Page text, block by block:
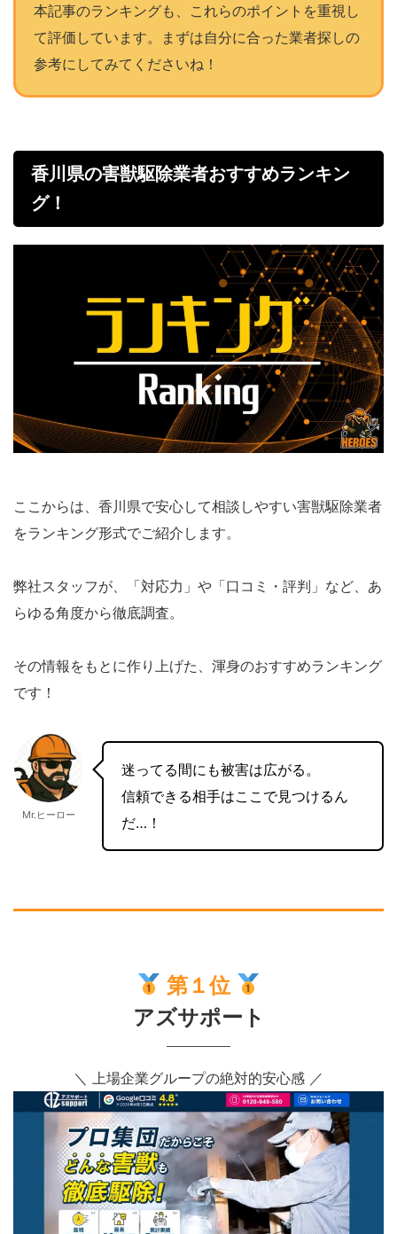
本記事のランキングも、これらのポイントを重視し
て評価しています。まずは自分に合った業者探しの
参考にしてみてくださいね！
香川県の害獣駆除業者おすすめランキン
グ！
ここからは、香川県で安心して相談しやすい害獣駆除業者
をランキング形式でご紹介します。
弊社スタッフが、「対応力」や「口コミ・評判」など、あ
らゆる角度から徹底調査。
その情報をもとに作り上げた、渾身のおすすめランキング
です！
Mr.ヒーロー
迷ってる間にも被害は広がる。
信頼できる相手はここで見つけるん
だ…！
第１位
アズサポート
＼ 上場企業グループの絶対的安心感 ／